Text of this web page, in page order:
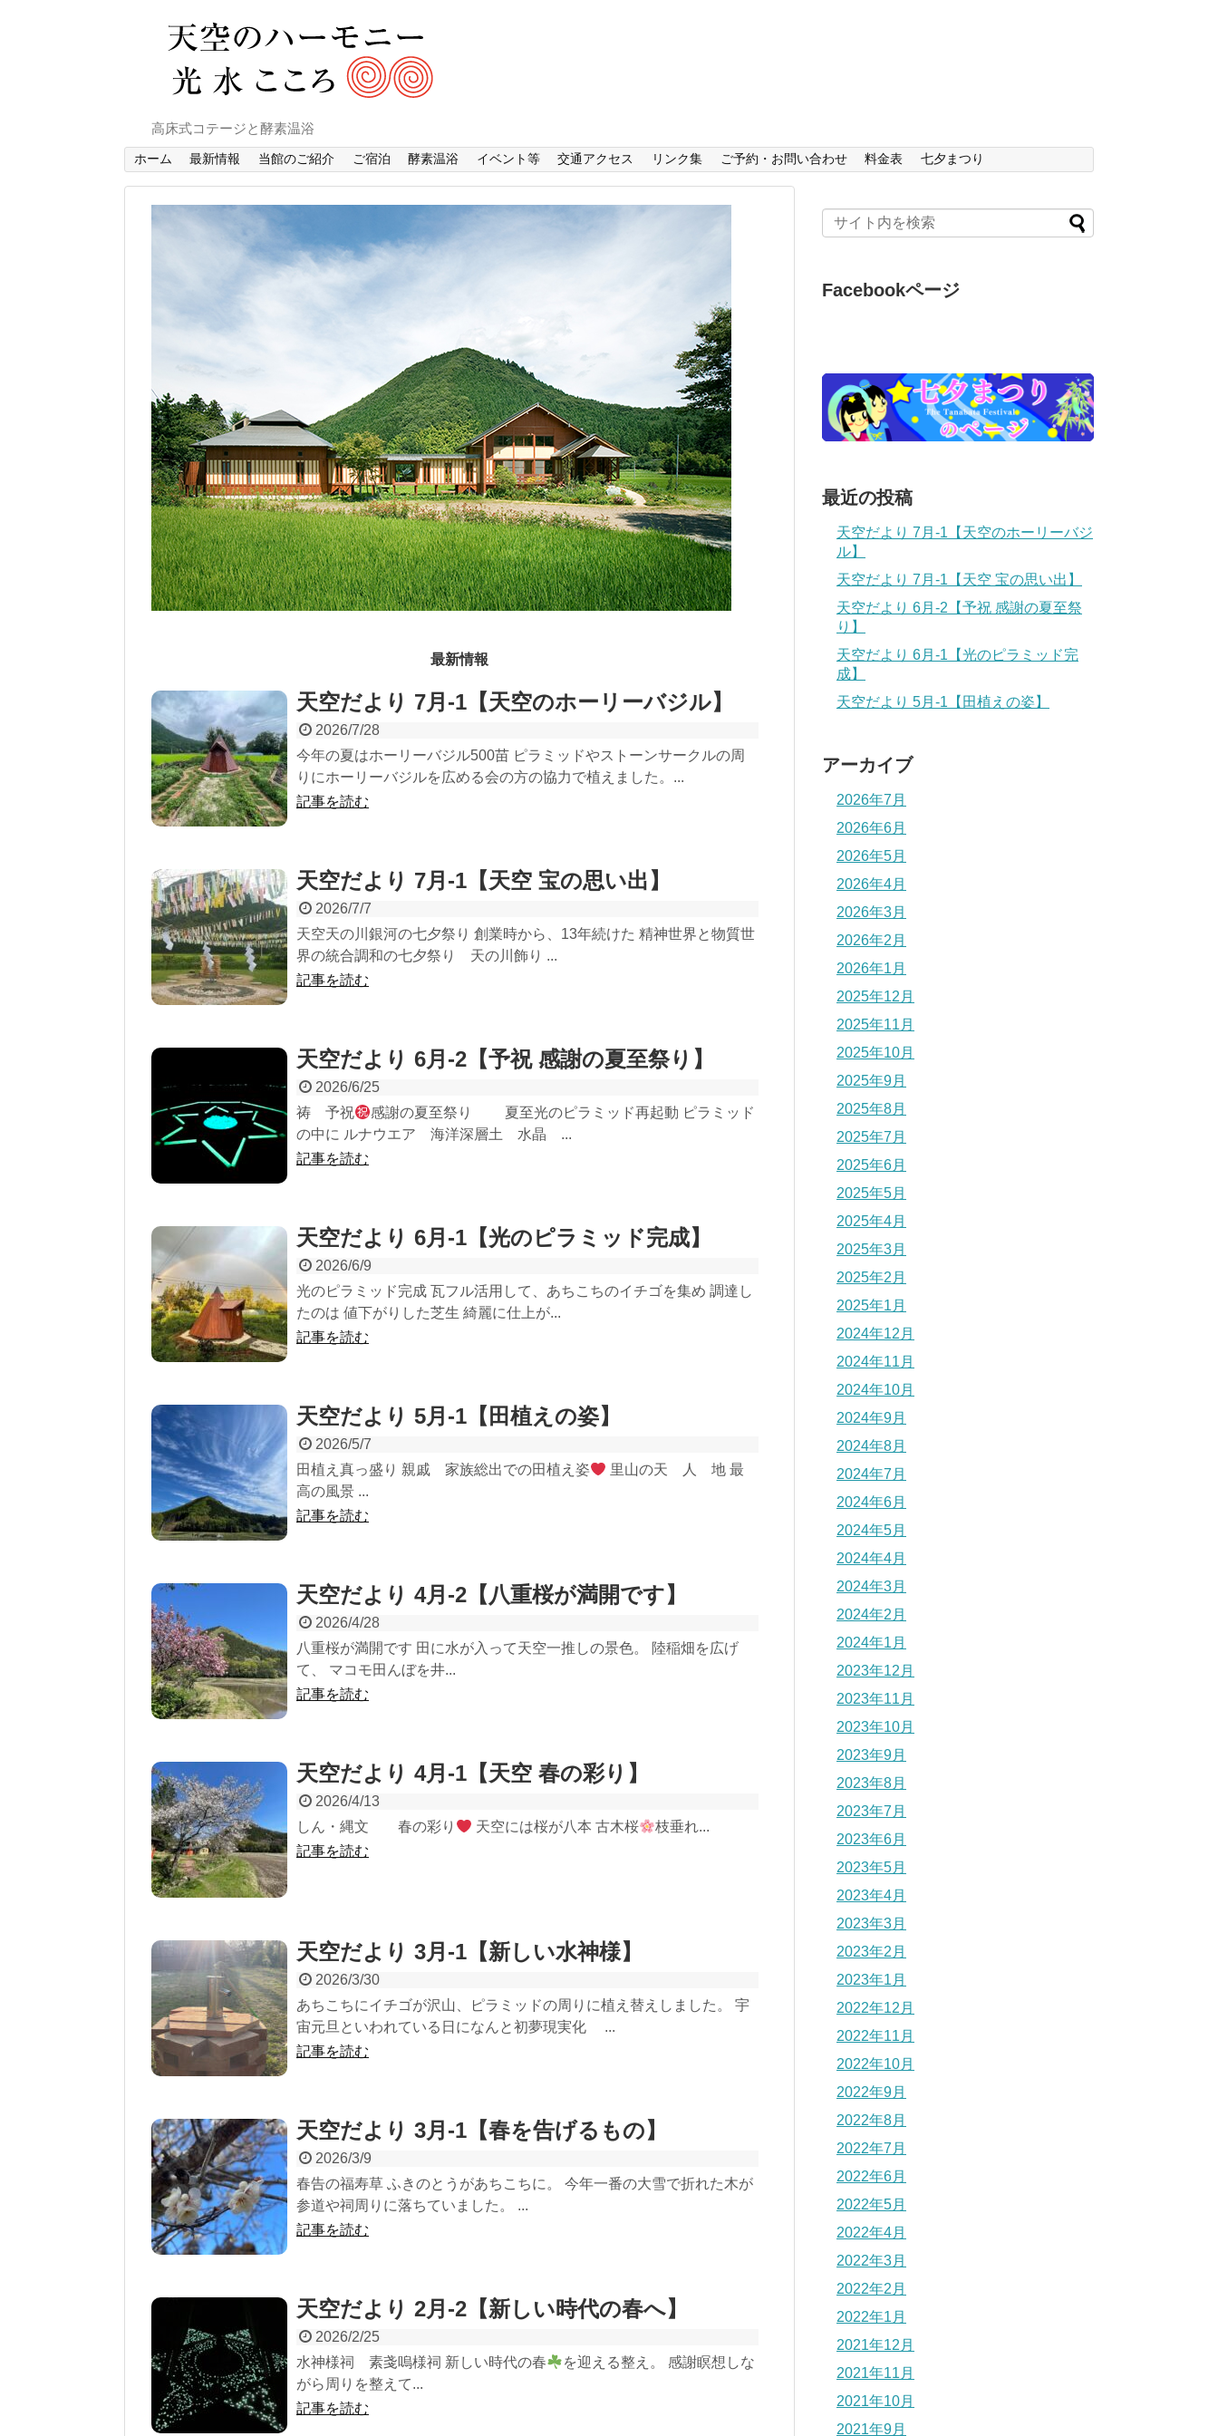
高床式コテージと酵素温浴
ホーム 最新情報 当館のご紹介 ご宿泊 酵素温浴 イベント等 交通アクセス リンク集 ご予約・お問い合わせ 料金表 七夕まつり
最新情報
天空だより 7月-1【天空のホーリーバジル】
2026/7/28
今年の夏はホーリーバジル500苗 ピラミッドやストーンサークルの周
りにホーリーバジルを広める会の方の協力で植えました。...
記事を読む
天空だより 7月-1【天空 宝の思い出】
2026/7/7
天空天の川銀河の七夕祭り 創業時から、13年続けた 精神世界と物質世
界の統合調和の七夕祭り 天の川飾り ...
記事を読む
天空だより 6月-2【予祝 感謝の夏至祭り】
2026/6/25
祷 予祝
感謝の夏至祭り 夏至光のピラミッド再起動 ピラミッド
の中に ルナウエア 海洋深層土 水晶 ...
記事を読む
天空だより 6月-1【光のピラミッド完成】
2026/6/9
光のピラミッド完成 瓦フル活用して、あちこちのイチゴを集め 調達し
たのは 値下がりした芝生 綺麗に仕上が...
記事を読む
天空だより 5月-1【田植えの姿】
2026/5/7
田植え真っ盛り 親戚 家族総出での田植え姿
里山の天 人 地 最
高の風景 ...
記事を読む
天空だより 4月-2【八重桜が満開です】
2026/4/28
八重桜が満開です 田に水が入って天空一推しの景色。 陸稲畑を広げ
て、 マコモ田んぼを井...
記事を読む
天空だより 4月-1【天空 春の彩り】
2026/4/13
しん・縄文 春の彩り
天空には桜が八本 古木桜
枝垂れ...
記事を読む
天空だより 3月-1【新しい水神様】
2026/3/30
あちこちにイチゴが沢山、ピラミッドの周りに植え替えしました。 宇
宙元旦といわれている日になんと初夢現実化 ...
記事を読む
天空だより 3月-1【春を告げるもの】
2026/3/9
春告の福寿草 ふきのとうがあちこちに。 今年一番の大雪で折れた木が
参道や祠周りに落ちていました。 ...
記事を読む
天空だより 2月-2【新しい時代の春へ】
2026/2/25
水神様祠 素戔嗚様祠 新しい時代の春
を迎える整え。 感謝瞑想しな
がら周りを整えて...
記事を読む
Facebookページ
最近の投稿
天空だより 7月-1【天空のホーリーバジ
ル】
天空だより 7月-1【天空 宝の思い出】
天空だより 6月-2【予祝 感謝の夏至祭
り】
天空だより 6月-1【光のピラミッド完
成】
天空だより 5月-1【田植えの姿】
アーカイブ
2026年7月
2026年6月
2026年5月
2026年4月
2026年3月
2026年2月
2026年1月
2025年12月
2025年11月
2025年10月
2025年9月
2025年8月
2025年7月
2025年6月
2025年5月
2025年4月
2025年3月
2025年2月
2025年1月
2024年12月
2024年11月
2024年10月
2024年9月
2024年8月
2024年7月
2024年6月
2024年5月
2024年4月
2024年3月
2024年2月
2024年1月
2023年12月
2023年11月
2023年10月
2023年9月
2023年8月
2023年7月
2023年6月
2023年5月
2023年4月
2023年3月
2023年2月
2023年1月
2022年12月
2022年11月
2022年10月
2022年9月
2022年8月
2022年7月
2022年6月
2022年5月
2022年4月
2022年3月
2022年2月
2022年1月
2021年12月
2021年11月
2021年10月
2021年9月